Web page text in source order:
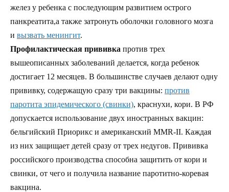
желез у ребенка с последующим развитием острого
панкреатита,а также затронуть оболочки головного мозга
и вызвать менингит.
Профилактическая прививка против трех
вышеописанных заболеваний делается, когда ребенок
достигает 12 месяцев. В большинстве случаев делают одну
прививку, содержащую сразу три вакцины: против
паротита эпидемического (свинки), краснухи, кори. В РФ
допускается использование двух иностранных вакцин:
бельгийский Приорикс и американский ММR-II. Каждая
из них защищает детей сразу от трех недугов. Прививка
российского производства способна защитить от кори и
свинки, от чего и получила название паротитно-коревая
вакцина.